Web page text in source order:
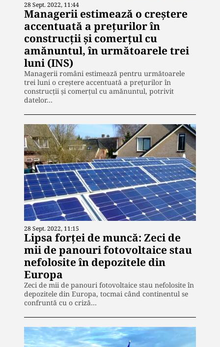
28 Sept. 2022, 11:44
Managerii estimează o creştere
accentuată a preţurilor în
construcţii şi comerţul cu
amănuntul, în următoarele trei
luni (INS)
Managerii români estimează pentru următoarele
trei luni o creştere accentuată a preţurilor în
construcţii şi comerţul cu amănuntul, potrivit
datelor…
28 Sept. 2022, 11:15
Lipsa forței de muncă: Zeci de
mii de panouri fotovoltaice stau
nefolosite în depozitele din
Europa
Zeci de mii de panouri fotovoltaice stau nefolosite în
depozitele din Europa, tocmai când continentul se
confruntă cu o criză…